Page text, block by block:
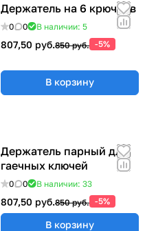
Держатель на 6 крючков
0 0 В наличии: 5
807,50 руб.850 руб. -5%
В корзину
Держатель парный для
гаечных ключей
0 0 В наличии: 33
807,50 руб.850 руб. -5%
В корзину